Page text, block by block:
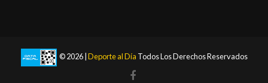
© 2026 | Deporte al Día Todos Los Derechos Reservados